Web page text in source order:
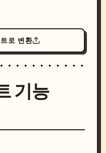
로 변환
기능